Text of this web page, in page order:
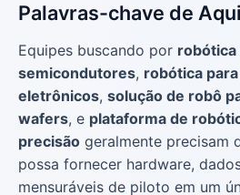
Palavras-chave de
Equipes buscando por robótica
semicondutores, robótica
eletrônicos, solução de robô
wafers, e plataforma de
precisão geralmente precisam
possa fornecer hardware,
mensuráveis de piloto em um